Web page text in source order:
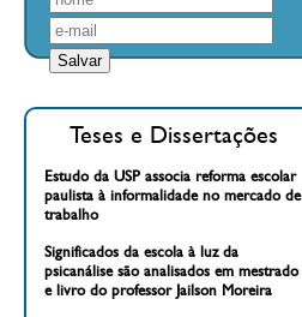
Teses e Dissertações
Estudo da USP associa reforma escolar
paulista à informalidade no mercado de
trabalho
Significados da escola à luz da
psicanálise são analisados em mestrado
e livro do professor Jailson Moreira